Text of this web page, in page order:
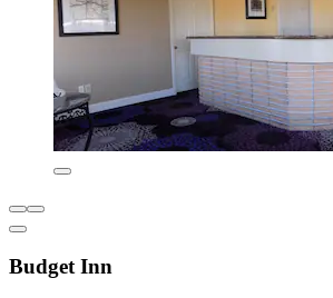
Budget Inn